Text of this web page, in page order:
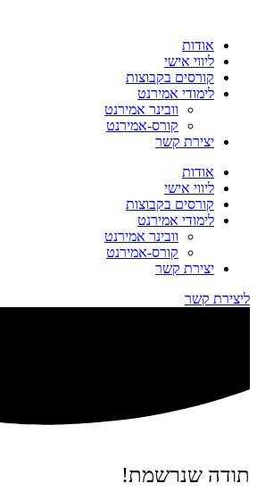
מתנצלים,
הקישור
שבור.
אודות
ליווי אישי
קורסים בקבוצות
לימודי אמירנט
וובינר אמירנט
קורס-אמירנט
יצירת קשר
אודות
ליווי אישי
קורסים בקבוצות
לימודי אמירנט
וובינר אמירנט
קורס-אמירנט
יצירת קשר
ליצירת קשר
תודה שנרשמת!